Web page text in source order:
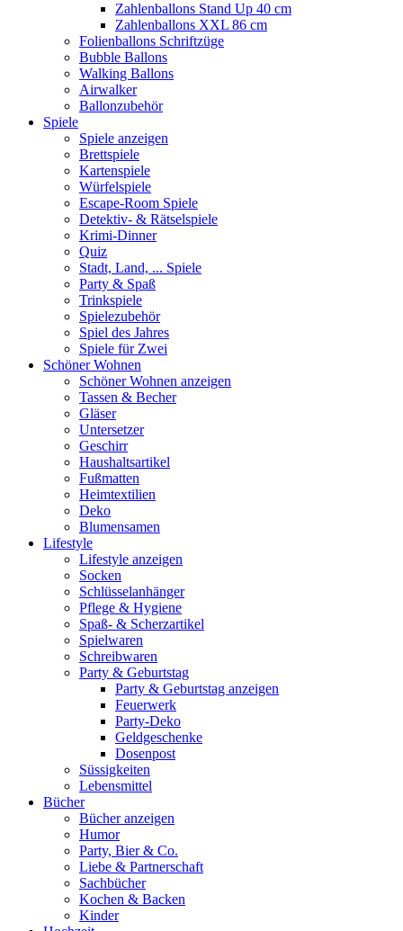
Zahlenballons Stand Up 40 cm
Zahlenballons XXL 86 cm
Folienballons Schriftzüge
Bubble Ballons
Walking Ballons
Airwalker
Ballonzubehör
Spiele
Spiele anzeigen
Brettspiele
Kartenspiele
Würfelspiele
Escape-Room Spiele
Detektiv- & Rätselspiele
Krimi-Dinner
Quiz
Stadt, Land, ... Spiele
Party & Spaß
Trinkspiele
Spielezubehör
Spiel des Jahres
Spiele für Zwei
Schöner Wohnen
Schöner Wohnen anzeigen
Tassen & Becher
Gläser
Untersetzer
Geschirr
Haushaltsartikel
Fußmatten
Heimtextilien
Deko
Blumensamen
Lifestyle
Lifestyle anzeigen
Socken
Schlüsselanhänger
Pflege & Hygiene
Spaß- & Scherzartikel
Spielwaren
Schreibwaren
Party & Geburtstag
Party & Geburtstag anzeigen
Feuerwerk
Party-Deko
Geldgeschenke
Dosenpost
Süssigkeiten
Lebensmittel
Bücher
Bücher anzeigen
Humor
Party, Bier & Co.
Liebe & Partnerschaft
Sachbücher
Kochen & Backen
Kinder